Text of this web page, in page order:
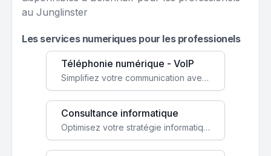
au Junglinster
Les services numeriques pour les professionels
Téléphonie numérique - VoIP
Simplifiez votre communication avec une solution VoIP flexible, économique et adaptée à vos besoins professionnels.
Consultance informatique
Optimisez votre stratégie informatique avec l'expertise de nos consultants pour améliorer votre efficacité et sécurité.